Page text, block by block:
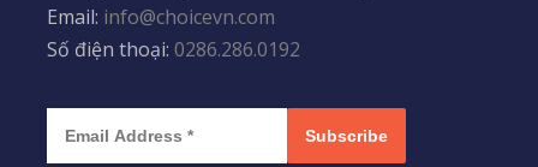
Email: info@choicevn.com
Số điện thoại: 0286.286.0192
Subscribe